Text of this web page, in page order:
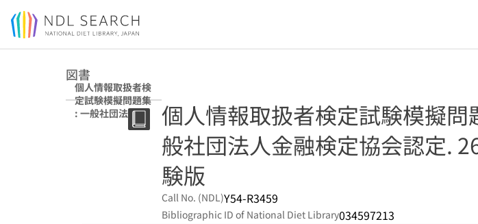
Jump to main content
図書
個人情報取扱者検
定試験模擬問題集
: 一般社団法人金
融検定協会認定
個人情報取扱者検定試験模擬問
般社団法人金融検定協会認定.
験版
Call No. (NDL)Y54-R3459
Bibliographic ID of National Diet Library034597213